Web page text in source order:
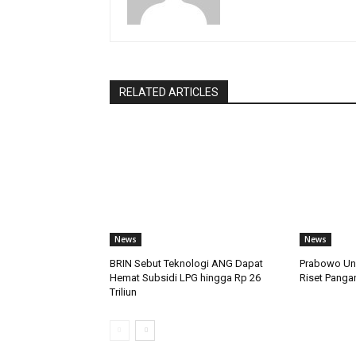
RELATED ARTICLES
News
BRIN Sebut Teknologi ANG Dapat
Hemat Subsidi LPG hingga Rp 26
Triliun
News
Prabowo
Riset